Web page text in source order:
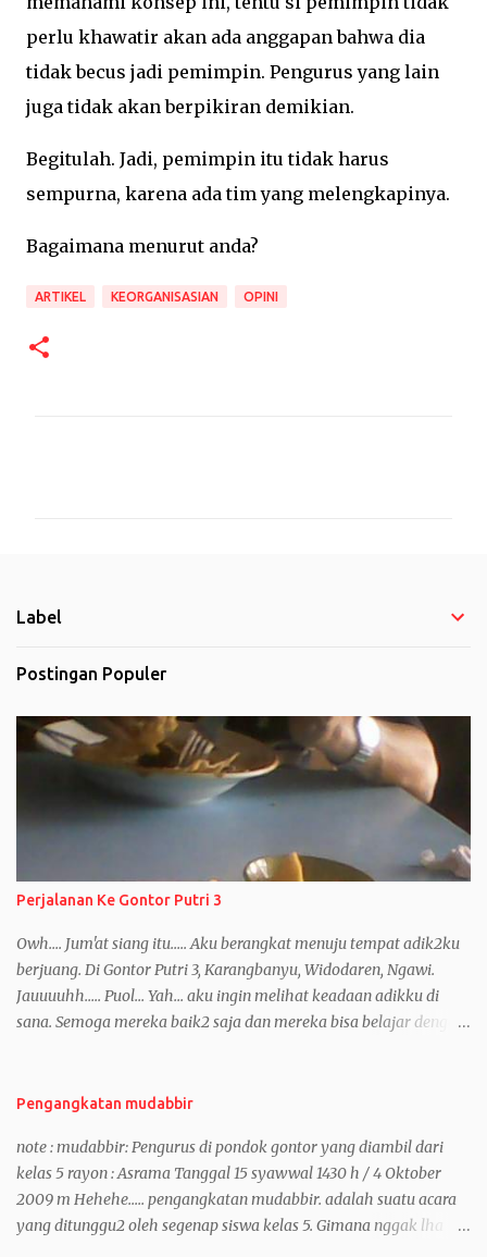
perlu khawatir akan ada anggapan bahwa dia
tidak becus jadi pemimpin. Pengurus yang lain
juga tidak akan berpikiran demikian.
Begitulah. Jadi, pemimpin itu tidak harus
sempurna, karena ada tim yang melengkapinya.
Bagaimana menurut anda?
ARTIKEL KEORGANISASIAN OPINI
Label
Postingan Populer
Perjalanan Ke Gontor Putri 3
Owh.... Jum'at siang itu..... Aku berangkat menuju tempat adik2ku
berjuang. Di Gontor Putri 3, Karangbanyu, Widodaren, Ngawi.
Jauuuuhh..... Puol... Yah... aku ingin melihat keadaan adikku di
sana. Semoga mereka baik2 saja dan mereka bisa belajar dengan
untuk persiapan ujian tulis, ya... kenapa nggak. Sama, di gontor
Perjalanan sungguh jauh. Aku sendiri masih mikir2 sebelum
berangkat gara2 saat itu aku dalam keadaan seperempat sakit
kepala. Sakit kepalanya nih, sisa dari sakit kepala 2 hari yang lalu
yang pas sebelum UAS (seperti yang kuceritakan sebelumnya). Ok
Pengangkatan mudabbir
note : mudabbir: Pengurus di pondok gontor yang diambil dari
kelas 5 rayon : Asrama Tanggal 15 syawwal 1430 h / 4 Oktober
2009 m Hehehe..... pengangkatan mudabbir. adalah suatu acara
yang ditunggu2 oleh segenap siswa kelas 5. Gimana nggak lha